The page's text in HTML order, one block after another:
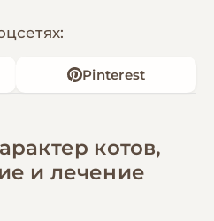
Pinterest
котов,
и лечение